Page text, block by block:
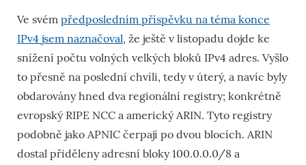
Ve svém předposledním příspěvku na téma konce
IPv4 jsem naznačoval, že ještě v listopadu dojde ke
snížení počtu volných velkých bloků IPv4 adres. Vyšlo
to přesně na poslední chvíli, tedy v úterý, a navíc byly
obdarovány hned dva regionální registry; konkrétně
evropský RIPE NCC a americký ARIN. Tyto registry
podobně jako APNIC čerpají po dvou blocích. ARIN
dostal přiděleny adresní bloky 100.0.0.0/8 a